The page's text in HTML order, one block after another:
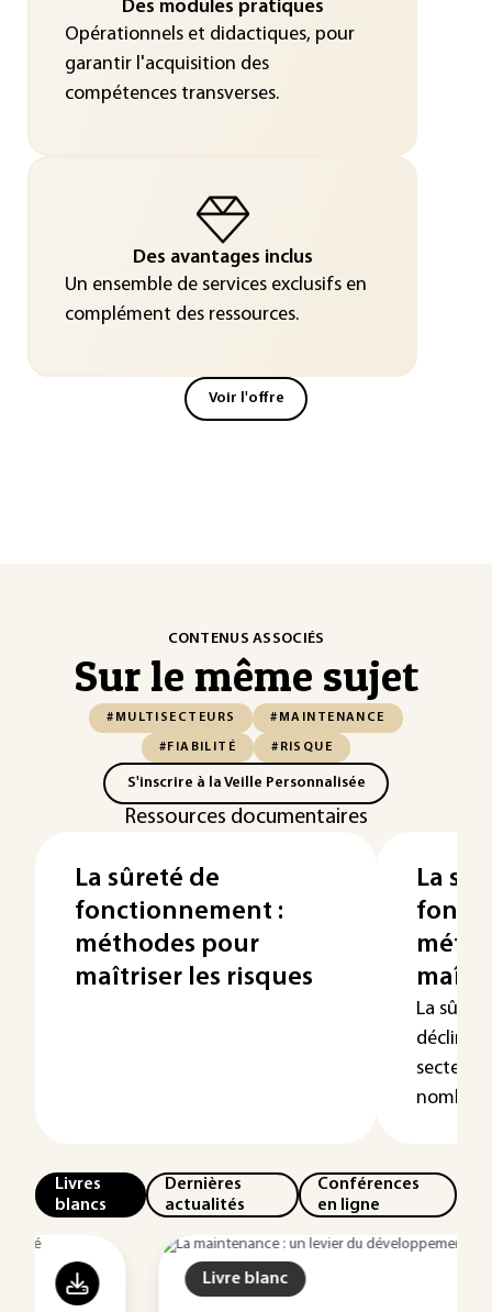
Des modules pratiques
Opérationnels et didactiques, pour
garantir l'acquisition des
compétences transverses.
Des avantages inclus
Un ensemble de services exclusifs en
complément des ressources.
Voir l'offre
CONTENUS ASSOCIÉS
Sur le même sujet
#MULTISECTEURS #MAINTENANCE
#FIABILITÉ #RISQUE
S'inscrire à la Veille Personnalisée
Ressources documentaires
La sûreté de
fonctionnement :
méthodes pour
maîtriser les risques
La
La
déclinée
nombre
Livres
blancs
Dernières
actualités
Conférences
en ligne
Livre blanc